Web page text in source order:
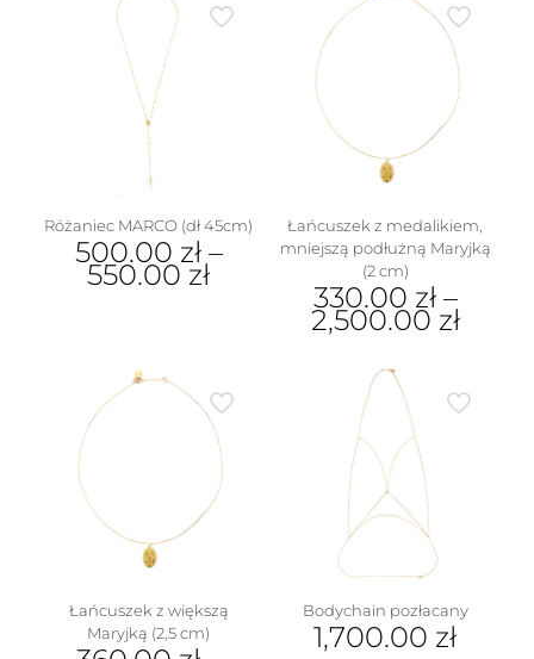
Różaniec MARCO (dł 45cm)
500.00 zł–
550.00 zł
wariantów.
produktu
Łańcuszek z medalikiem,
mniejszą podłużną Maryjką
(2 cm)
330.00 zł–
2,500.00 zł
produkt
ma
wiele
wariantów.
Opcje
można
wybrać
stronie
produktu
Łańcuszek z większą
Maryjką (2,5 cm)
Bodychain pozłacany
1,700.00 zł